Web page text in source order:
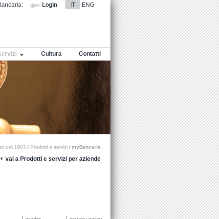
IT ENG
Login
Cultura Contatti
dal 1903 / Prodotti e servizi / myBancaria
vai a Prodotti e servizi per aziende